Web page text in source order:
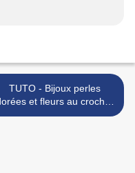
TUTO - Bijoux perles
et fleurs au crochet
>